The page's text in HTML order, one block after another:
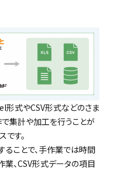
形式やCSV形式などのさま
集計や加工を行うことが
です。
ることで、手作業では時間
、CSV形式データの項目